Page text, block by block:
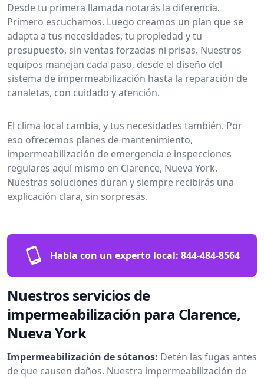
Desde tu primera llamada notarás la diferencia.
Primero escuchamos. Luego creamos un plan que se
adapta a tus necesidades, tu propiedad y tu
presupuesto, sin ventas forzadas ni prisas. Nuestros
equipos manejan cada paso, desde el diseño del
sistema de impermeabilización hasta la reparación de
canaletas, con cuidado y atención.
El clima local cambia, y tus necesidades también. Por
eso ofrecemos planes de mantenimiento,
impermeabilización de emergencia e inspecciones
regulares aquí mismo en Clarence, Nueva York.
Nuestras soluciones duran y siempre recibirás una
explicación clara, sin sorpresas.
Habla con un experto local: 844-484-8564
Nuestros servicios de
impermeabilización para Clarence,
Nueva York
Impermeabilización de sótanos: Detén las fugas antes
de que causen daños. Nuestra impermeabilización de